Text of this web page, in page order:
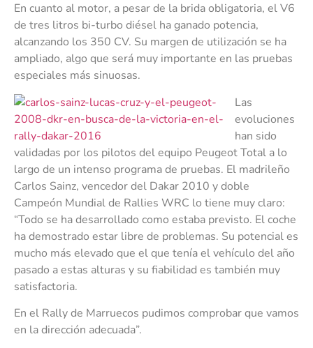
En cuanto al motor, a pesar de la brida obligatoria, el V6
de tres litros bi-turbo diésel ha ganado potencia,
alcanzando los 350 CV. Su margen de utilización se ha
ampliado, algo que será muy importante en las pruebas
especiales más sinuosas.
Las
evoluciones
han sido
validadas por los pilotos del equipo Peugeot Total a lo
largo de un intenso programa de pruebas. El madrileño
Carlos Sainz, vencedor del Dakar 2010 y doble
Campeón Mundial de Rallies WRC lo tiene muy claro:
“Todo se ha desarrollado como estaba previsto. El coche
ha demostrado estar libre de problemas. Su potencial es
mucho más elevado que el que tenía el vehículo del año
pasado a estas alturas y su fiabilidad es también muy
satisfactoria.
En el Rally de Marruecos pudimos comprobar que vamos
en la dirección adecuada”.